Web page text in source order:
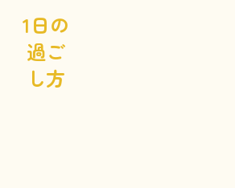
1日の
過ご
し方